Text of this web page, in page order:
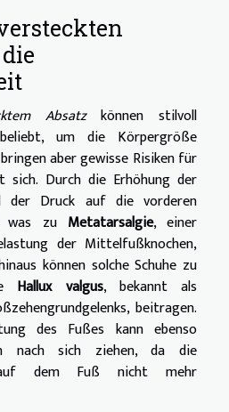
Absatzkönnen stilvoll
um die Körpergröße
aber gewisse Risiken für
sich. Durch die Erhöhung der
der Druck auf die vorderen
was zu Metatarsalgie, einer
der Mittelfußknochen,
können solche Schuhe zu
Hallux valgus, bekannt als
beitragen.
des Fußes kann ebenso
nach sich ziehen, da die
auf dem Fuß nicht mehr